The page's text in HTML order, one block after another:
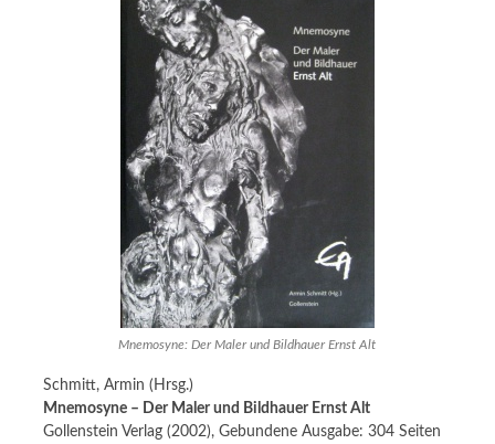
Mnemosyne: Der Maler und Bildhauer Ernst Alt
Schmitt, Armin (Hrsg.)
Mnemosyne – Der Maler und Bildhauer Ernst Alt
Gollenstein Verlag (2002), Gebundene Ausgabe: 304 Seiten